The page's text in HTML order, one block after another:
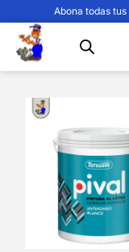
Abona todas